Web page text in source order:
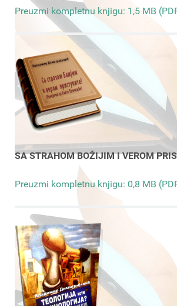
Preuzmi kompletnu knjigu: 1,5 MB
SA STRAHOM BOŽIJIM I VEROM
Preuzmi kompletnu knjigu: 0,8 MB